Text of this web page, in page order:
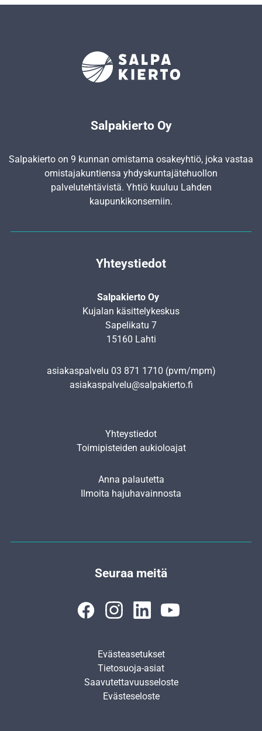
Salpakierto Oy
Salpakierto on 9 kunnan omistama osakeyhtiö, joka vastaa
omistajakuntiensa yhdyskunta­jätehuollon
palvelutehtävistä. Yhtiö kuuluu Lahden
kaupunkikonserniin.
Yhteystiedot
Salpakierto Oy
Kujalan käsittelykeskus
Sapelikatu 7
15160 Lahti
asiakaspalvelu 03 871 1710 (pvm/mpm)
asiakaspalvelu@salpakierto.fi
Yhteystiedot
Toimipisteiden aukioloajat
Anna palautetta
Ilmoita hajuhavainnosta
Seuraa meitä
Evästeasetukset
Tietosuoja-asiat
Saavutettavuusseloste
Evästeseloste